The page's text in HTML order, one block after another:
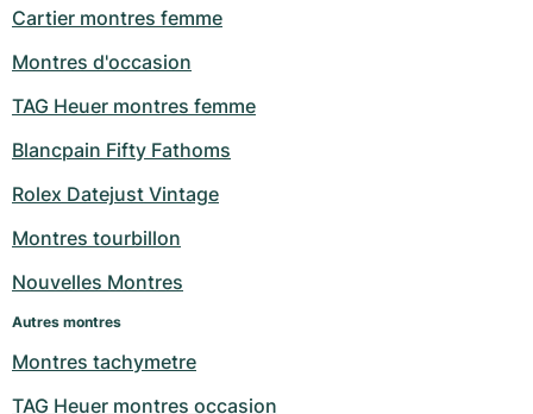
Cartier montres femme
Montres d'occasion
TAG Heuer montres femme
Blancpain Fifty Fathoms
Rolex Datejust Vintage
Montres tourbillon
Nouvelles Montres
Autres montres
Montres tachymetre
TAG Heuer montres occasion